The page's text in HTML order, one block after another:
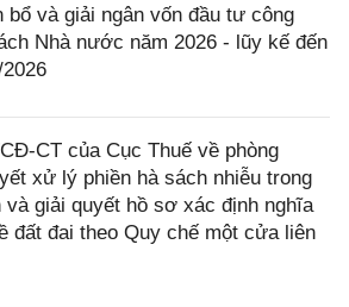
bổ và giải ngân vốn đầu tư công
Nhà nước năm 2026 - lũy kế đến
CT của Cục Thuế về phòng
xử lý phiền hà sách nhiễu trong
và giải quyết hồ sơ xác định nghĩa
đất đai theo Quy chế một cửa liên